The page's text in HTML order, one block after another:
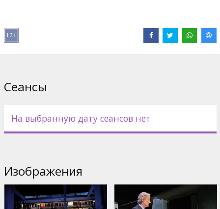
В продолжение вечера эти двое пытаются возобновить свои
некогда страстные отношения, но вместо этого вступают в
Постановки транслируются на английском языке с
англоязычными субтитрами.
Дистрибьютор: BY Experience
Pежиссер : Stephen Daldry
Сеансы
На выбранную дату сеансов нет
Изображения